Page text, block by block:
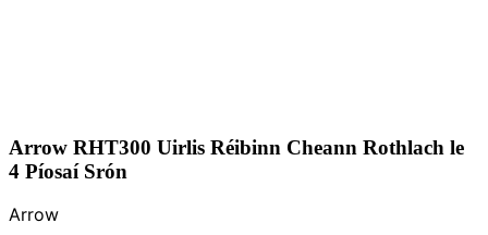
Arrow RHT300 Uirlis Réibinn Cheann Rothlach le
4 Píosaí Srón
Arrow